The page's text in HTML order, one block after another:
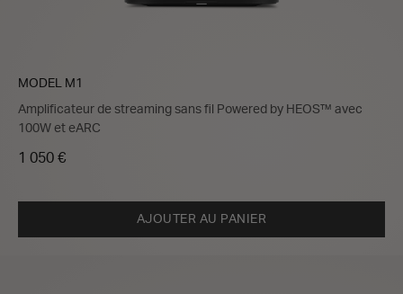
MODEL M1
Amplificateur de streaming sans fil Powered by HEOS™ avec
100W et eARC
1 050 €
AJOUTER AU PANIER